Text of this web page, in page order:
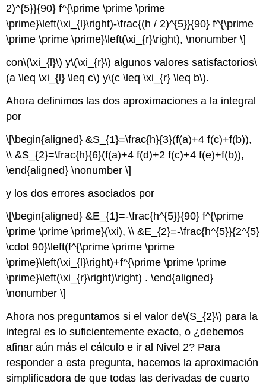
2)^{5}}{90} f^{\prime \prime \prime
\prime}\left(\xi_{l}\right)-\frac{(h / 2)^{5}}{90} f^{\prime
\prime \prime \prime}\left(\xi_{r}\right), \nonumber \]
con\(\xi_{l}\) y\(\xi_{r}\) algunos valores satisfactorios\
(a \leq \xi_{l} \leq c\) y\(c \leq \xi_{r} \leq b\).
Ahora definimos las dos aproximaciones a la integral
por
\[\begin{aligned} &S_{1}=\frac{h}{3}(f(a)+4 f(c)+f(b)),
\\ &S_{2}=\frac{h}{6}(f(a)+4 f(d)+2 f(c)+4 f(e)+f(b)),
\end{aligned} \nonumber \]
y los dos errores asociados por
\[\begin{aligned} &E_{1}=-\frac{h^{5}}{90} f^{\prime
\prime \prime \prime}(\xi), \\ &E_{2}=-\frac{h^{5}}{2^{5}
\cdot 90}\left(f^{\prime \prime \prime
\prime}\left(\xi_{l}\right)+f^{\prime \prime \prime
\prime}\left(\xi_{r}\right)\right) . \end{aligned}
\nonumber \]
Ahora nos preguntamos si el valor de\(S_{2}\) para la
integral es lo suficientemente exacto, o ¿debemos
afinar aún más el cálculo e ir al Nivel 2? Para
responder a esta pregunta, hacemos la aproximación
simplificadora de que todas las derivadas de cuarto